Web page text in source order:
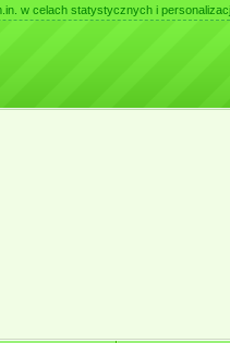
w celach statystycznych i